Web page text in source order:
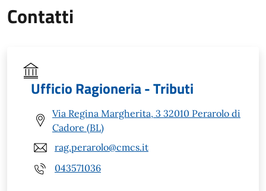
Contatti
Ufficio Ragioneria - Tributi
Via Regina Margherita, 3 32010 Perarolo di
Cadore (BL)
rag.perarolo@cmcs.it
043571036